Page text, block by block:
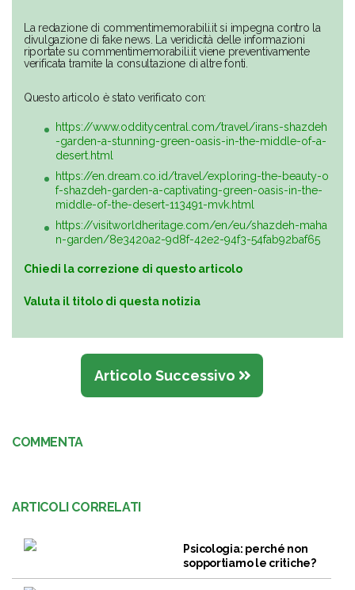
La redazione di commentimemorabili.it si impegna contro la
divulgazione di fake news. La veridicità delle informazioni
riportate su commentimemorabili.it viene preventivamente
verificata tramite la consultazione di altre fonti.
Questo articolo è stato verificato con:
https://www.odditycentral.com/travel/irans-shazdeh
-garden-a-stunning-green-oasis-in-the-middle-of-a-
desert.html
https://en.dream.co.id/travel/exploring-the-beauty-o
f-shazdeh-garden-a-captivating-green-oasis-in-the-
middle-of-the-desert-113491-mvk.html
https://visitworldheritage.com/en/eu/shazdeh-maha
n-garden/8e3420a2-9d8f-42e2-94f3-54fab92baf65
Chiedi la correzione di questo articolo
Valuta il titolo di questa notizia
Articolo Successivo
COMMENTA
ARTICOLI CORRELATI
Psicologia: perché non
sopportiamo le critiche?